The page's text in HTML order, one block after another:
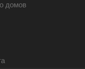
домов